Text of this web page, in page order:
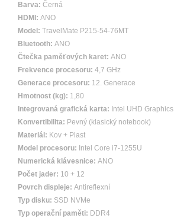
Barva: Černá
HDMI: ANO
Model: TravelMate P215-54-76MT
Bluetooth: ANO
Čtečka paměťových karet: ANO
Frekvence procesoru: 4,7 GHz
Generace procesoru: 12. Generace
Hmotnost (kg): 1,80
Integrovaná grafická karta: Intel UHD Graphics
Konvertibilita: Pevný (klasický notebook)
Materiál: Kov + Plast
Model procesoru: Intel Core i7-1255U
Numerická klávesnice: ANO
Počet jader: 10 + 12
Povrch displeje: Antireflexní
Typ disku: SSD NVMe
Typ operační paměti: DDR4